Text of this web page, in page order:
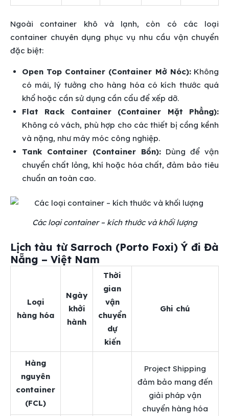
Ngoài container khô và lạnh, còn có các loại
container chuyên dụng phục vụ nhu cầu vận chuyển
đặc biệt:
Open Top Container (Container Mở Nóc):Không
có mái, lý tưởng cho hàng hóa có kích thước quá
khổ hoặc cần sử dụng cần cẩu để xếp dỡ.
Flat Rack Container (Container Mặt Phẳng):
Không có vách, phù hợp cho các thiết bị cồng kềnh
và nặng, như máy móc công nghiệp.
Tank Container (Container Bồn):Dùng để vận
chuyển chất lỏng, khí hoặc hóa chất, đảm bảo tiêu
chuẩn an toàn cao.
Các loại container – kích thước và khối lượng
Lịch tàu từ Sarroch (Porto Foxi) Ý đi Đà
Nẵng – Việt Nam
Loại
hàng hóa
Ngày
khởi
hành
Thời
gian
vận
chuyển
dự
kiến
Ghi chú
Hàng
nguyên
container
(FCL)
Project Shipping
đảm bảo mang đến
giải pháp vận
chuyển hàng hóa